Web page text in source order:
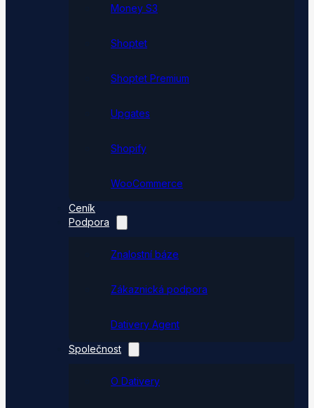
Money S3
Shoptet
Shoptet Premium
Upgates
Shopify
WooCommerce
Ceník
Podpora
Znalostní báze
Zákaznická podpora
Dativery Agent
Společnost
O Dativery